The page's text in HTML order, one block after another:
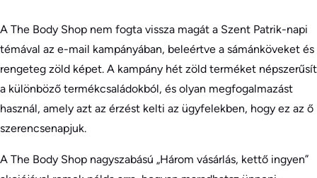
A The Body Shop nem fogta vissza magát a Szent Patrik-napi
témával az e-mail kampányában, beleértve a sámánköveket és
rengeteg zöld képet. A kampány hét zöld terméket népszerűsít
a különböző termékcsaládokból, és olyan megfogalmazást
használ, amely azt az érzést kelti az ügyfelekben, hogy ez az ő
szerencsenapjuk.
A The Body Shop nagyszabású „Három vásárlás, kettő ingyen”